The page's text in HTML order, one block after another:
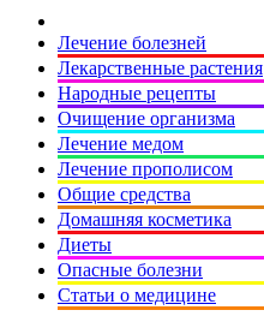
Лечение болезней
Лекарственные растения
Народные рецепты
Очищение организма
Лечение медом
Лечение прополисом
Общие средства
Домашняя косметика
Диеты
Опасные болезни
Статьи о медицине